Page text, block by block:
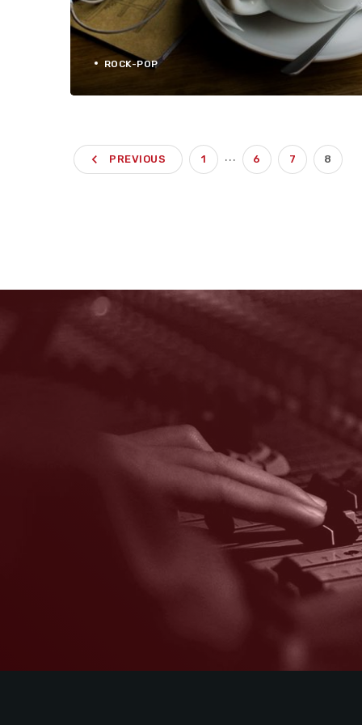
ROCK-POP
navigate_before PREVIOUS 1 … 6 7 8